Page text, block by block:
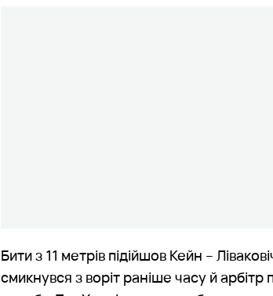
Бити з 11 метрів підійшов Кейн –
смикнувся з воріт раніше часу й